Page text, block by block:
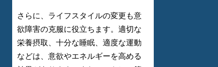
さらに、ライフスタイルの変更も意
欲障害の克服に役立ちます。適切な
栄養摂取、十分な睡眠、適度な運動
などは、意欲やエネルギーを高める